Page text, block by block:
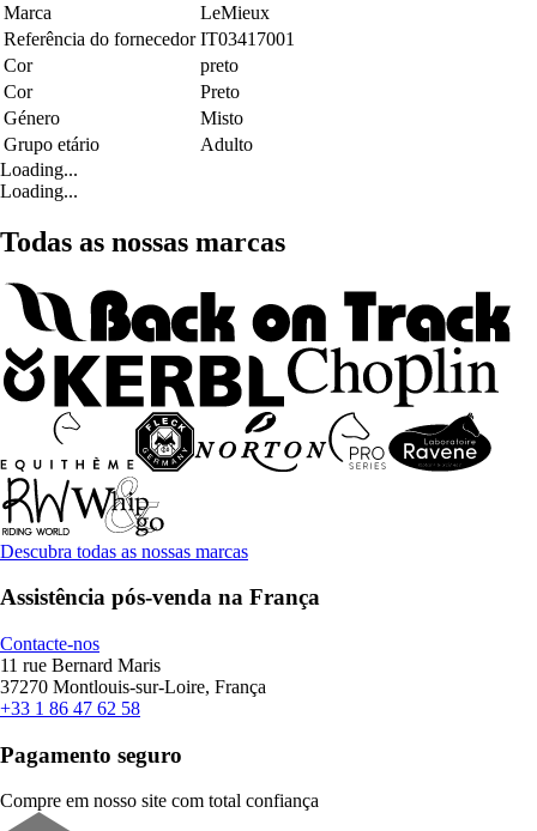
Marca
LeMieux
Referência do fornecedor IT03417001
Cor
preto
Cor
Preto
Género
Misto
Grupo etário
Adulto
Loading...
Loading...
Todas as nossas marcas
Descubra todas as nossas marcas
Assistência pós-venda na França
Contacte-nos
11 rue Bernard Maris
37270 Montlouis-sur-Loire, França
+33 1 86 47 62 58
Pagamento seguro
Compre em nosso site com total confiança